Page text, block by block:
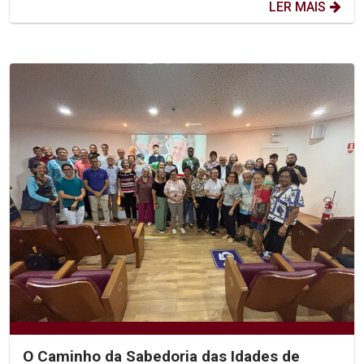
LER MAIS
O Caminho da Sabedoria das Idades de